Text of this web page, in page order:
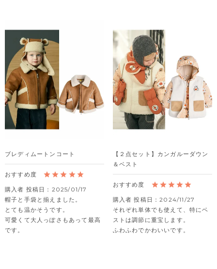
ブレディムートンコート
購入者 投稿日
2025/01/17
帽子と手袋と揃えました。
とても温かそうです。
可愛くて大人っぽさもあって最高
です。
【２点セット】カンガルーダウン
＆ベスト
購入者 投稿日
2024/11/27
それぞれ単体でも使えて、特にベ
ストは調節に重宝します。
ふわふわでかわいいです。